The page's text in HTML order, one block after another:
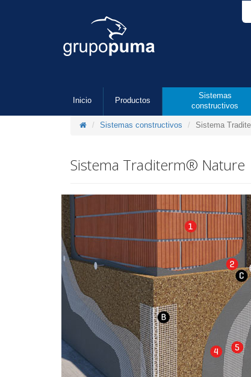
Inicio Productos
Sistemas
constructivos
Sistemas constructivos Sistema
Sistema Traditerm® Nature